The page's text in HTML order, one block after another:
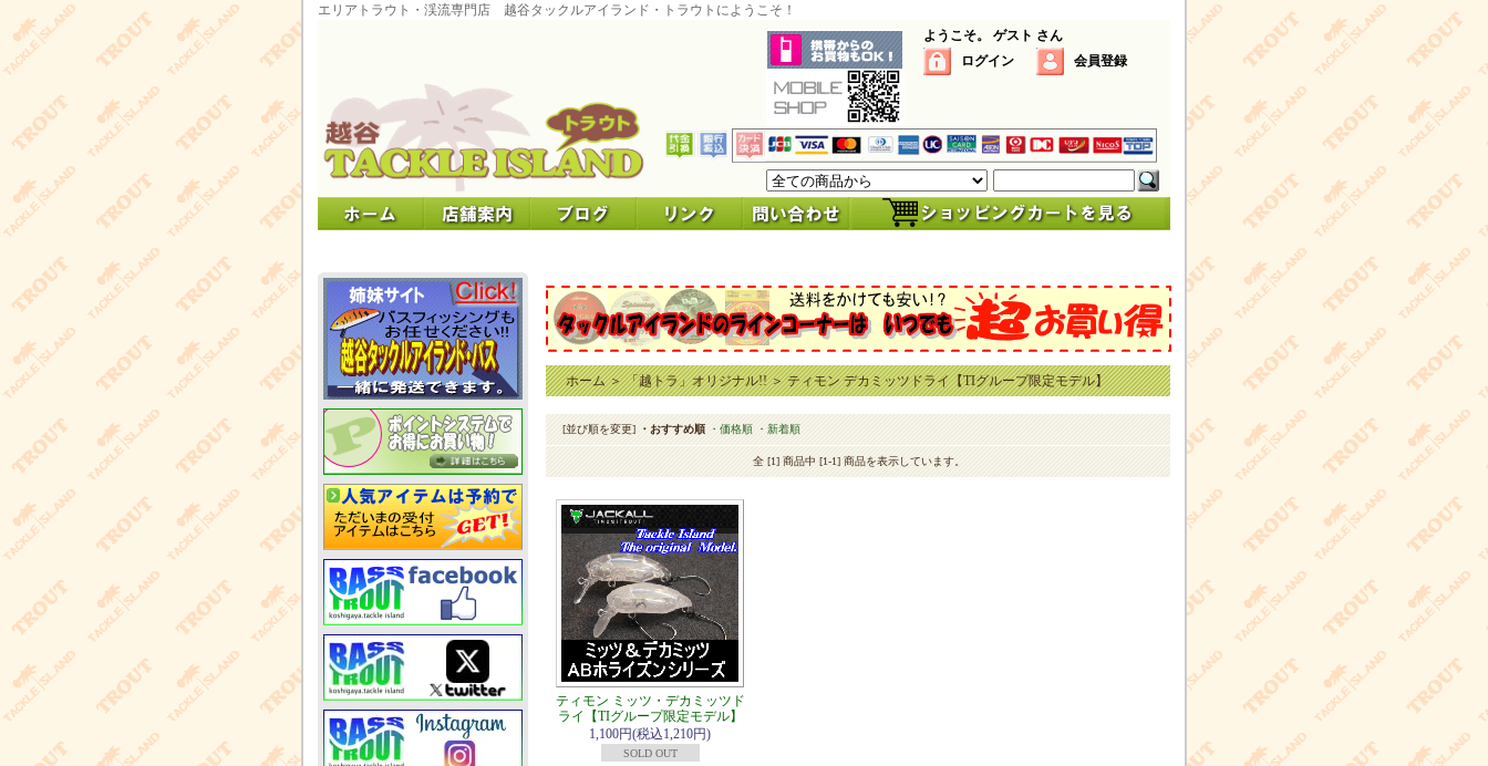
エリアトラウト・渓流専門店 越谷タックルアイランド・トラウトにようこそ！
ようこそ。 ゲスト さん
ログイン
会員登録
ホーム＞「越トラ」オリジナル!!＞ティモン デカミッツドライ【TIグループ限定モデル】
[並び順を変更] ・おすすめ順 ・価格順 ・新着順
全 [1] 商品中 [1-1] 商品を表示しています。
ティモン ミッツ・デカミッツド
ライ【TIグループ限定モデル】
1,100円(税込1,210円)
SOLD OUT